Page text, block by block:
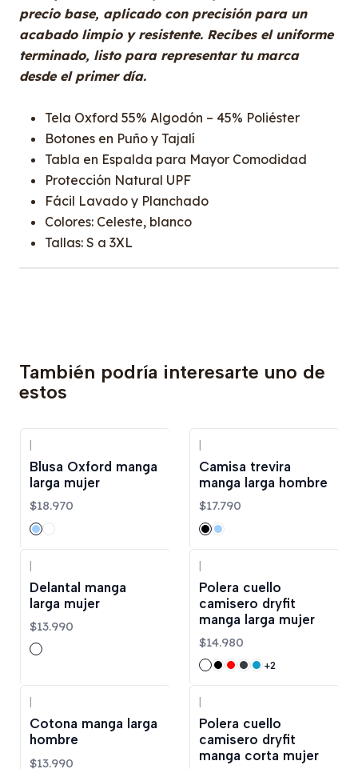
precio base, aplicado con precisión para un
acabado limpio y resistente. Recibes el uniforme
terminado, listo para representar tu marca
desde el primer día.
Tela Oxford 55% Algodón – 45% Poliéster
Botones en Puño y Tajalí
Tabla en Espalda para Mayor Comodidad
Protección Natural UPF
Fácil Lavado y Planchado
Colores: Celeste, blanco
Tallas: S a 3XL
También podría interesarte uno de
estos
Blusa Oxford manga
larga mujer
$18.970
Camisa trevira
manga larga hombre
$17.790
|
Delantal manga
larga mujer
$13.990
|
Polera cuello
camisero dryfit
manga larga mujer
$14.980
+2
Cotona manga larga
hombre
$13.990
Polera cuello
camisero dryfit
manga corta mujer